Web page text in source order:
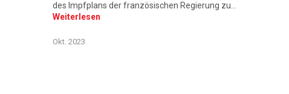
des Impfplans der französischen Regierung zu…
Weiterlesen
Okt. 2023